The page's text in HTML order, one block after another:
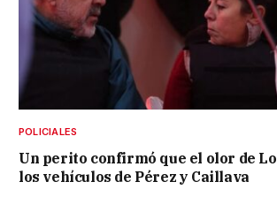
POLICIALES
Un perito confirmó que el olor de
los vehículos de Pérez y Caillava